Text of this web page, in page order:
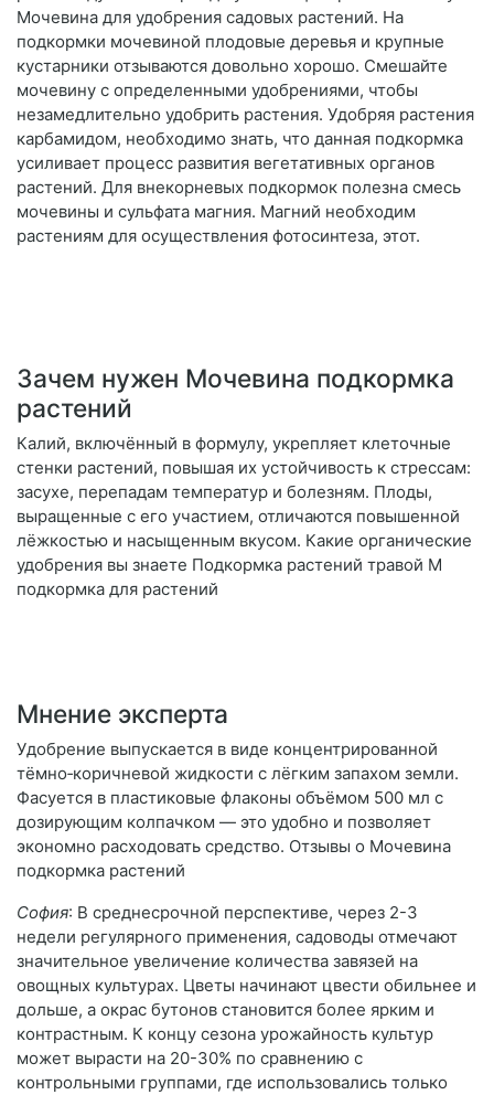
Мочевина для удобрения садовых растений. На
подкормки мочевиной плодовые деревья и крупные
кустарники отзываются довольно хорошо. Смешайте
мочевину с определенными удобрениями, чтобы
незамедлительно удобрить растения. Удобряя растения
карбамидом, необходимо знать, что данная подкормка
усиливает процесс развития вегетативных органов
растений. Для внекорневых подкормок полезна смесь
мочевины и сульфата магния. Магний необходим
растениям для осуществления фотосинтеза, этот.
Зачем нужен Мочевина подкормка
растений
Калий, включённый в формулу, укрепляет клеточные
стенки растений, повышая их устойчивость к стрессам:
засухе, перепадам температур и болезням. Плоды,
выращенные с его участием, отличаются повышенной
лёжкостью и насыщенным вкусом. Какие органические
удобрения вы знаете Подкормка растений травой М
подкормка для растений
Мнение эксперта
Удобрение выпускается в виде концентрированной
тёмно‑коричневой жидкости с лёгким запахом земли.
Фасуется в пластиковые флаконы объёмом 500 мл с
дозирующим колпачком — это удобно и позволяет
экономно расходовать средство. Отзывы о Мочевина
подкормка растений
София: В среднесрочной перспективе, через 2-3
недели регулярного применения, садоводы отмечают
значительное увеличение количества завязей на
овощных культурах. Цветы начинают цвести обильнее и
дольше, а окрас бутонов становится более ярким и
контрастным. К концу сезона урожайность культур
может вырасти на 20-30% по сравнению с
контрольными группами, где использовались только